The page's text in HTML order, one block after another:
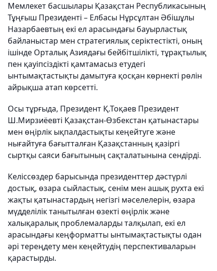
Мемлекет басшылары Қазақстан Республикасының
Тұңғыш Президенті – Елбасы Нұрсұлтан Әбішұлы
Назарбаевтың екі ел арасындағы бауырластық
байланыстар мен стратегиялық серіктестікті, оның
ішінде Орталық Азиядағы бейбітшілікті, тұрақтылық
пен қауіпсіздікті қамтамасыз етудегі
ынтымақтастықты дамытуға қосқан көрнекті рөлін
айрықша атап көрсетті.
Осы тұрғыда, Президент Қ.Тоқаев Президент
Ш.Мирзиёевті Қазақстан-Өзбекстан қатынастары
мен өңірлік ықпалдастықты кеңейтуге және
нығайтуға бағытталған Қазақстанның қазіргі
сыртқы саяси бағытының сақталатынына сендірді.
Келіссөздер барысында президенттер дәстүрлі
достық, өзара сыйластық, сенім мен ашық рухта екі
жақты қатынастардың негізгі мәселелерін, өзара
мүдделілік танытылған өзекті өңірлік және
халықаралық проблемаларды талқылап, екі ел
арасындағы кеңформатты ынтымақтастықты одан
әрі тереңдету мен кеңейтудің перспективаларын
қарастырды.